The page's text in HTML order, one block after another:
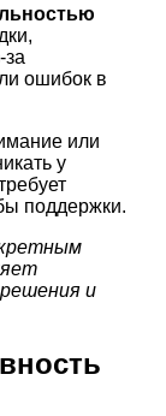
за
ошибок в
или
у
поддержки.
и